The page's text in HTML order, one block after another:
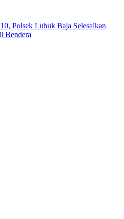
Polsek Lubuk Baja Selesaikan
Bendera